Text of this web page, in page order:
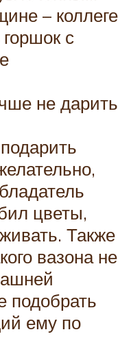
– коллеге
с
не дарить
цветы,
Также
вазона не
подобрать
ему по